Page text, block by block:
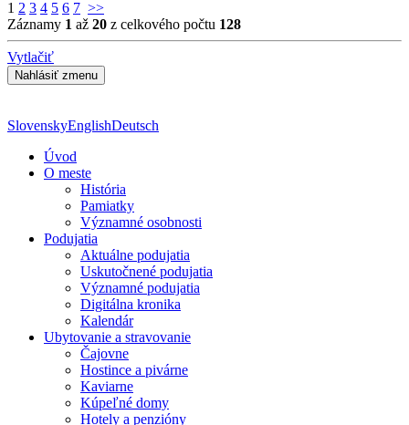
1 2 3 4 5 6 7 >>
Záznamy 1 až 20 z celkového počtu 128
Vytlačiť
SlovenskyEnglishDeutsch
Úvod
O meste
História
Pamiatky
Významné osobnosti
Podujatia
Aktuálne podujatia
Uskutočnené podujatia
Významné podujatia
Digitálna kronika
Kalendár
Ubytovanie a stravovanie
Čajovne
Hostince a pivárne
Kaviarne
Kúpeľné domy
Hotely a penzióny